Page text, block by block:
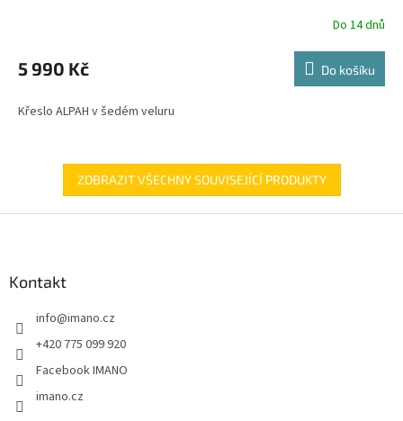
R
M
A
Do 14 dnů
5 990 Kč Do košíku
Křeslo ALPAH v šedém veluru
ZOBRAZIT VŠECHNY SOUVISEJÍCÍ PRODUKTY
Kontakt
info@imano.cz
+420 775 099 920
Facebook IMANO
imano.cz